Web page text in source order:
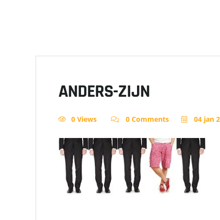
ANDERS-ZIJN
0 Views 0 Comments 04 jan